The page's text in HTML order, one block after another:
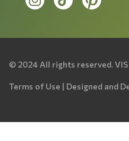
© 2024 All rights reserved.
Terms of Use | Designed and